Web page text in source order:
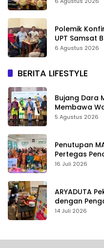
Polemik
UPT Samsat
6 Agustus 2026
BERITA LIFESTYLE
Bujang Dara
Membawa
5 Agustus 2026
Penutupan
Pertegas
Karakter
16 Juli 2026
ARYADUTA
dengan
14 Juli 2026